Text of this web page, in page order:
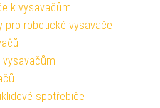
k vysavačům
pro robotické vysavače
spotřebiče